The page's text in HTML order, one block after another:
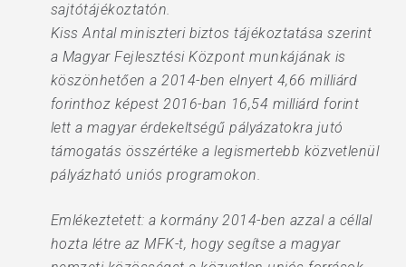
sajtótájékoztatón.
Kiss Antal miniszteri biztos tájékoztatása szerint
a Magyar Fejlesztési Központ munkájának is
köszönhetően a 2014-ben elnyert 4,66 milliárd
forinthoz képest 2016-ban 16,54 milliárd forint
lett a magyar érdekeltségű pályázatokra jutó
támogatás összértéke a legismertebb közvetlenül
pályázható uniós programokon.
Emlékeztetett: a kormány 2014-ben azzal a céllal
hozta létre az MFK-t, hogy segítse a magyar